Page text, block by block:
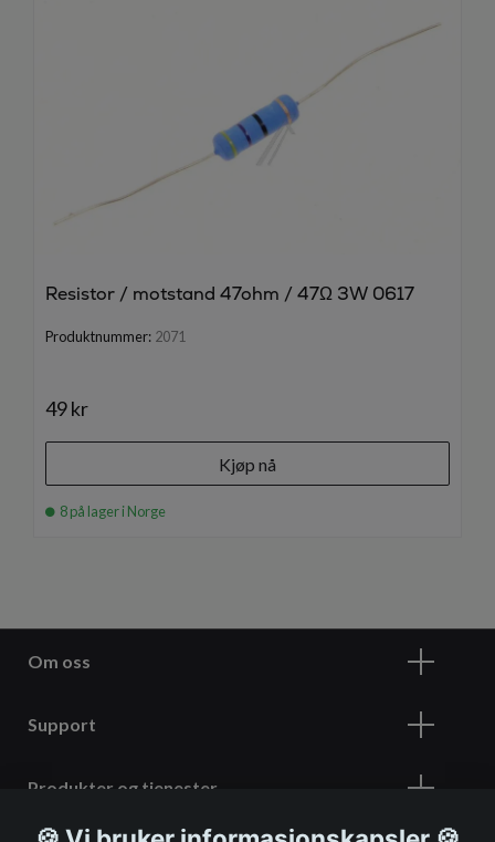
Resistor / motstand 47ohm / 47Ω 3W 0617
Produktnummer: 2071
49 kr
Kjøp nå
8 på lager i Norge
Om oss
Support
Produkter og tjenester